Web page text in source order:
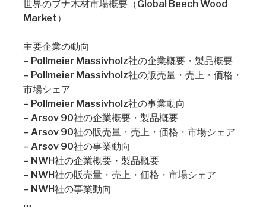
世界のブナ木材市場概要（Global Beech Wood
Market）
主要企業の動向
– Pollmeier Massivholz社の企業概要・製品概要
– Pollmeier Massivholz社の販売量・売上・価格・
市場シェア
– Pollmeier Massivholz社の事業動向
– Arsov 90社の企業概要・製品概要
– Arsov 90社の販売量・売上・価格・市場シェア
– Arsov 90社の事業動向
– NWH社の企業概要・製品概要
– NWH社の販売量・売上・価格・市場シェア
– NWH社の事業動向
…